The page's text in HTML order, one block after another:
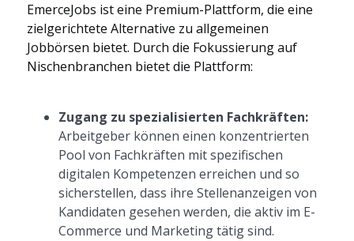
EmerceJobs ist eine Premium-Plattform, die eine
zielgerichtete Alternative zu allgemeinen
Jobbörsen bietet. Durch die Fokussierung auf
Nischenbranchen bietet die Plattform:
Zugang zu spezialisierten Fachkräften:
Arbeitgeber können einen konzentrierten
Pool von Fachkräften mit spezifischen
digitalen Kompetenzen erreichen und so
sicherstellen, dass ihre Stellenanzeigen von
Kandidaten gesehen werden, die aktiv im E-
Commerce und Marketing tätig sind.